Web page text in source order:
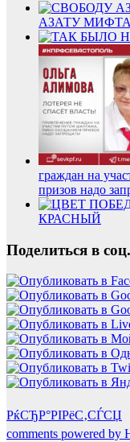
АЗАТУ
граждан на
призов надо
КРАСНЫЙ
Поделиться в
РќСЂР°РІРёС‚СЃСЏ
comments powered by